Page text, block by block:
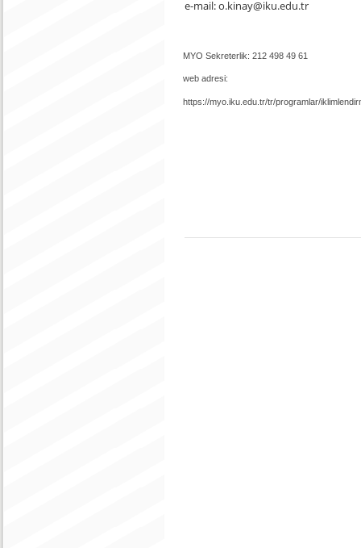
e-mail: o.kinay@iku.edu.tr
MYO Sekreterlik: 212 498 49 61
web adresi:
https://myo.iku.edu.tr/tr/programlar/